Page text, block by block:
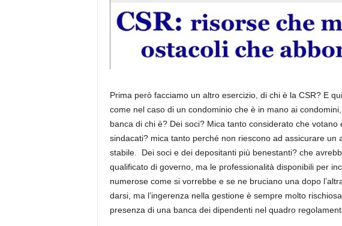
Prima però facciamo un altro esercizio, di chi è la CSR? E
come nel caso di un condominio che è in mano ai
banca di chi è? Dei soci? Mica tanto considerato che votano
sindacati? mica tanto perché non riescono ad assicurare un
stabile. Dei soci e dei depositanti più benestanti? che
qualificato di governo, ma le professionalità disponibili per
numerose come si vorrebbe e se ne bruciano una dopo
darsi, ma l’ingerenza nella gestione è sempre molto
presenza di una banca dei dipendenti nel quadro